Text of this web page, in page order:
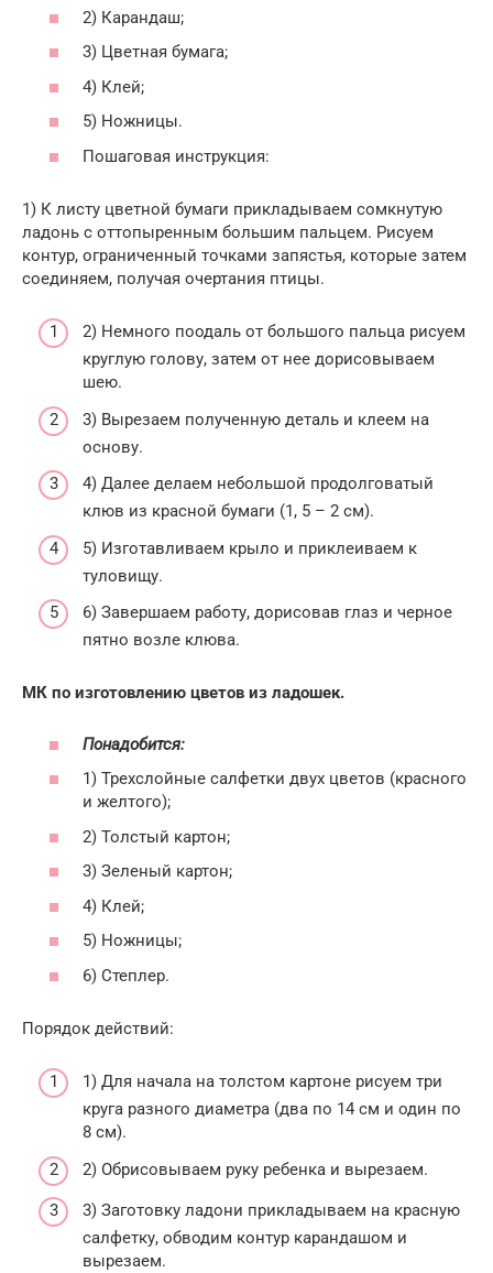
2) Карандаш;
3) Цветная бумага;
4) Клей;
5) Ножницы.
Пошаговая инструкция:
1) К листу цветной бумаги прикладываем сомкнутую
ладонь с оттопыренным большим пальцем. Рисуем
контур, ограниченный точками запястья, которые затем
соединяем, получая очертания птицы.
2) Немного поодаль от большого пальца рисуем
круглую голову, затем от нее дорисовываем
шею.
3) Вырезаем полученную деталь и клеем на
основу.
4) Далее делаем небольшой продолговатый
клюв из красной бумаги (1, 5 – 2 см).
5) Изготавливаем крыло и приклеиваем к
туловищу.
6) Завершаем работу, дорисовав глаз и черное
пятно возле клюва.
МК по изготовлению цветов из ладошек.
Понадобится:
1) Трехслойные салфетки двух цветов (красного
и желтого);
2) Толстый картон;
3) Зеленый картон;
4) Клей;
5) Ножницы;
6) Степлер.
Порядок действий:
1) Для начала на толстом картоне рисуем три
круга разного диаметра (два по 14 см и один по
8 см).
2) Обрисовываем руку ребенка и вырезаем.
3) Заготовку ладони прикладываем на красную
салфетку, обводим контур карандашом и
вырезаем.